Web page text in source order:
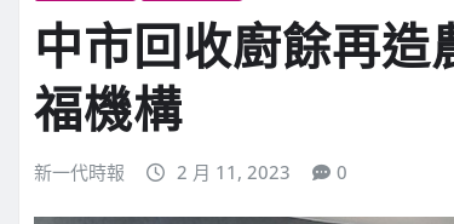
中市回收廚餘再
福機構
新一代時報 2 月 11, 2023 0